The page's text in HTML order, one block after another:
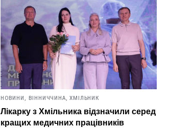
НОВИНИ, ВІННИЧЧИНА, ХМІЛЬНИК
Лікарку з Хмільника відзначили серед
кращих медичних працівників